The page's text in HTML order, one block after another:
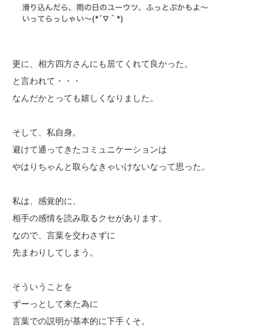
更に、相方四方さんにも居てくれて良かった。
と言われて・・・
なんだかとっても嬉しくなりました。
そして、私自身。
避けて通ってきたコミュニケーションは
やはりちゃんと取らなきゃいけないなって思った。
私は、感覚的に、
相手の感情を読み取るクセがあります。
なので、言葉を交わさずに
先まわりしてしまう。
そういうことを
ずーっとして来た為に
言葉での説明が基本的に下手くそ。